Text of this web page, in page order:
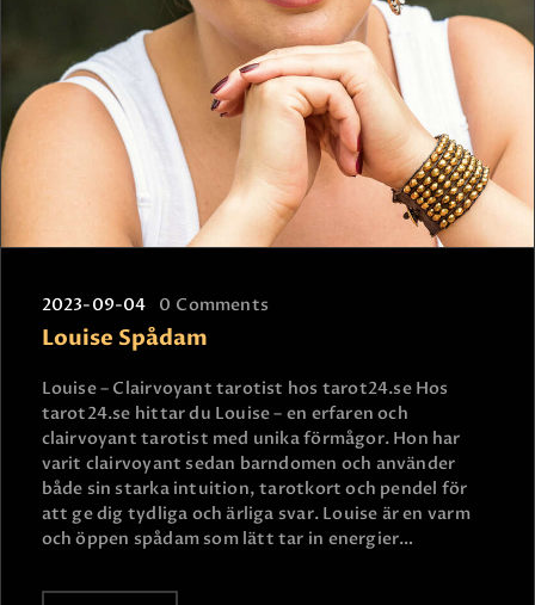
2023-09-04 0 Comments
Louise Spådam
Louise – Clairvoyant tarotist hos tarot24.se Hos
tarot24.se hittar du Louise – en erfaren och
clairvoyant tarotist med unika förmågor. Hon har
varit clairvoyant sedan barndomen och använder
både sin starka intuition, tarotkort och pendel för
att ge dig tydliga och ärliga svar. Louise är en varm
och öppen spådam som lätt tar in energier…